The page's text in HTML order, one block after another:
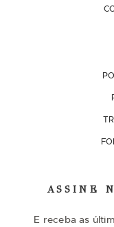
ASSINE
E receba as